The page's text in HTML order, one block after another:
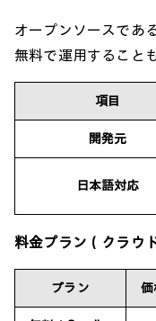
オープンソースであ
無料で運用すること
項目
開発元
日本語対応
料金プラン（クラウ
プラン 価